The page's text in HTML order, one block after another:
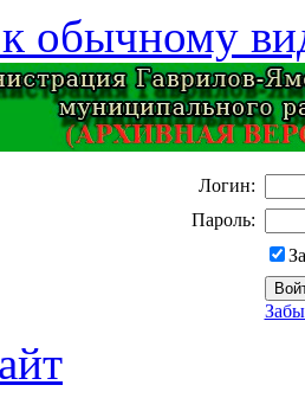
обычному
Логин:
Пароль: